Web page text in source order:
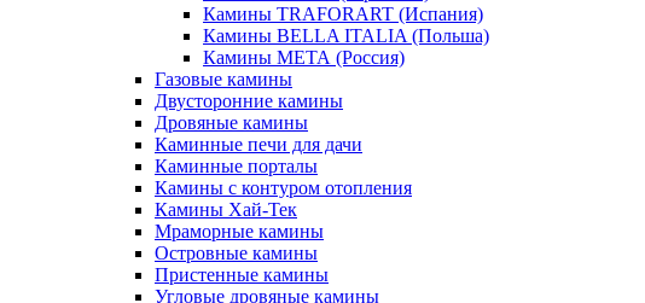
Камины TRAFORART (Испания)
Камины BELLA ITALIA (Польша)
Камины МЕТА (Россия)
Газовые камины
Двусторонние камины
Дровяные камины
Каминные печи для дачи
Каминные порталы
Камины с контуром отопления
Камины Хай-Тек
Мраморные камины
Островные камины
Пристенные камины
Угловые дровяные камины